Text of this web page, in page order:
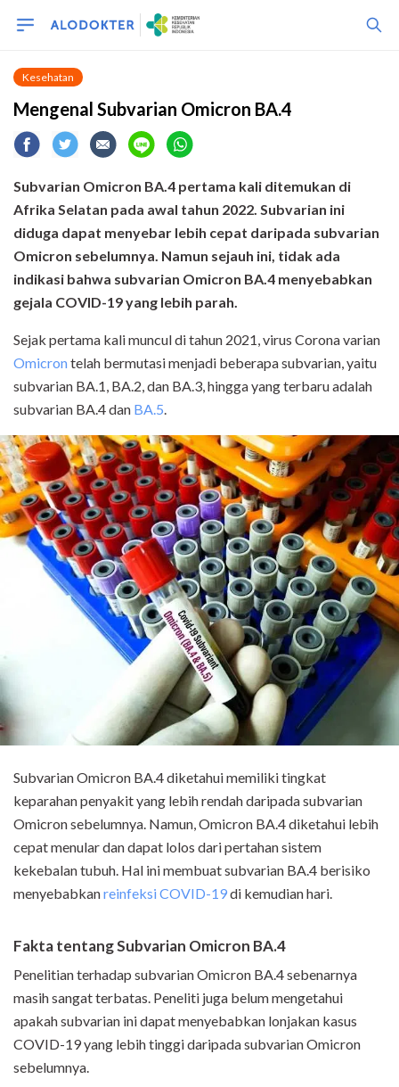
Kesehatan
Mengenal Subvarian Omicron BA.4
Subvarian Omicron BA.4 pertama kali ditemukan di
Afrika Selatan pada awal tahun 2022. Subvarian ini
diduga dapat menyebar lebih cepat daripada subvarian
Omicron sebelumnya. Namun sejauh ini, tidak ada
indikasi bahwa subvarian Omicron BA.4 menyebabkan
gejala COVID-19 yang lebih parah.
Sejak pertama kali muncul di tahun 2021, virus Corona varian
Omicrontelah bermutasi menjadi beberapa subvarian, yaitu
subvarian BA.1, BA.2, dan BA.3, hingga yang terbaru adalah
subvarian BA.4 dan BA.5.
Subvarian Omicron BA.4 diketahui memiliki tingkat
keparahan penyakit yang lebih rendah daripada subvarian
Omicron sebelumnya. Namun, Omicron BA.4 diketahui lebih
cepat menular dan dapat lolos dari pertahan sistem
kekebalan tubuh. Hal ini membuat subvarian BA.4 berisiko
menyebabkanreinfeksi COVID-19di kemudian hari.
Fakta tentang Subvarian Omicron BA.4
Penelitian terhadap subvarian Omicron BA.4 sebenarnya
masih sangat terbatas. Peneliti juga belum mengetahui
apakah subvarian ini dapat menyebabkan lonjakan kasus
COVID-19 yang lebih tinggi daripada subvarian Omicron
sebelumnya.